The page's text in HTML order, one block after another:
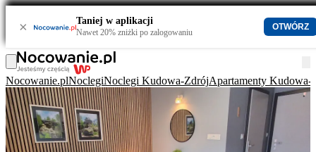
× Taniej w aplikacji
Nawet 20% zniżki po zalogowaniu
OTWÓRZ
Nocowanie.plNoclegiNoclegi Kudowa-ZdrójApartamenty Kudowa-